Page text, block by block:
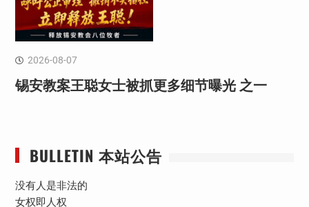
2026-08-07
锡安教案王聪女士被抓更多细节曝光 之一
BULLETIN 本站公告
没有人是非法的
女权即人权